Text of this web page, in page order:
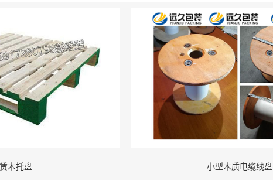
木托盘 小型木质电缆线盘